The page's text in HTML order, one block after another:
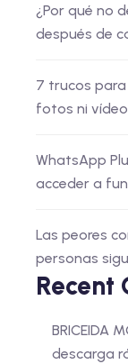
¿Por qué no
después de
7 trucos
fotos ni
WhatsApp
acceder a
Las peores
personas
Recent
BRICEIDA
descarga